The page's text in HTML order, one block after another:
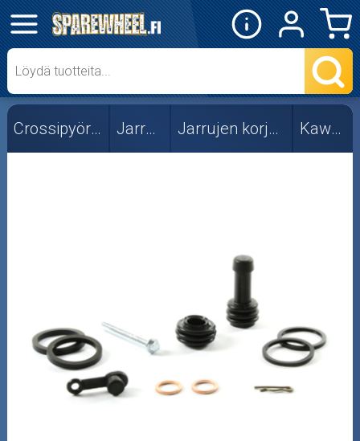
✕
Mopon osat
Skootterin osat
Crossipyörän osat
Mönkijän osat
Puutarha ja metsä
Ajovarusteet
Crossipyörän osat Jarruosat Jarrujen korjaussarjat Kawasaki